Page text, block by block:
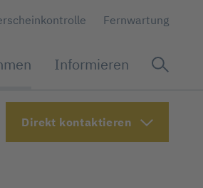
Fernwartung
ÖPNV
Informieren
Fragen
Direkt kontaktieren